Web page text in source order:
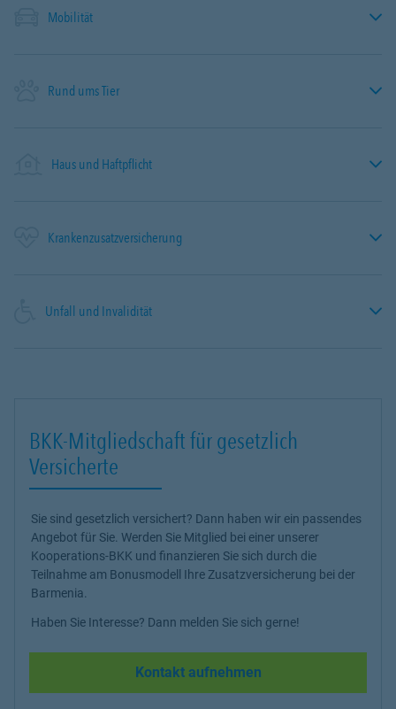
Mobilität
Rund ums Tier
Haus und Haftpflicht
Krankenzusatzversicherung
Unfall und Invalidität
BKK-Mitgliedschaft für gesetzlich
Versicherte
Sie sind gesetzlich versichert? Dann haben wir ein passendes
Angebot für Sie. Werden Sie Mitglied bei einer unserer
Kooperations-BKK und finanzieren Sie sich durch die
Teilnahme am Bonusmodell Ihre Zusatzversicherung bei der
Barmenia.
Haben Sie Interesse? Dann melden Sie sich gerne!
Kontakt aufnehmen